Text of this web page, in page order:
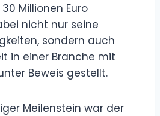
Millionen Euro
nicht nur seine
sondern auch
in einer Branche mit
Beweis gestellt.
Meilenstein war der